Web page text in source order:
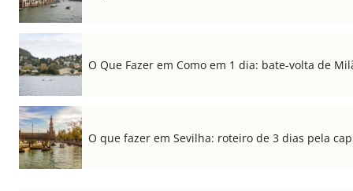
O Que Fazer em Como em 1 dia: bate-volta de
O que fazer em Sevilha: roteiro de 3 dias pela